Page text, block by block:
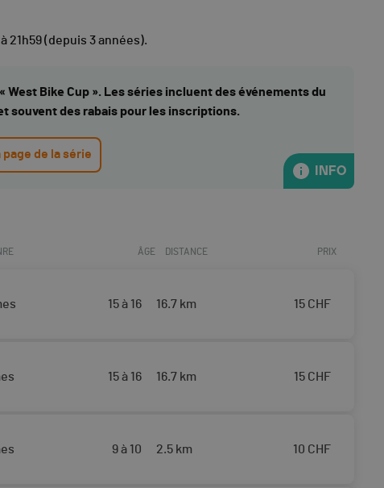
à 21h59(depuis 3 années).
West Bike Cup ». Les séries incluent des événements du
souvent des rabais pour les inscriptions.
page de la série
INFO
ÂGE DISTANCE PRIX
15 à 16 16.7 km 15 CHF
15 à 16 16.7 km 15 CHF
9 à 10 2.5 km 10 CHF